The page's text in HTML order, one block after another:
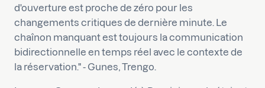
d'ouverture est proche de zéro pour les
changements critiques de dernière minute. Le
chaînon manquant est toujours la communication
bidirectionnelle en temps réel avec le contexte de
la réservation." - Gunes, Trengo.